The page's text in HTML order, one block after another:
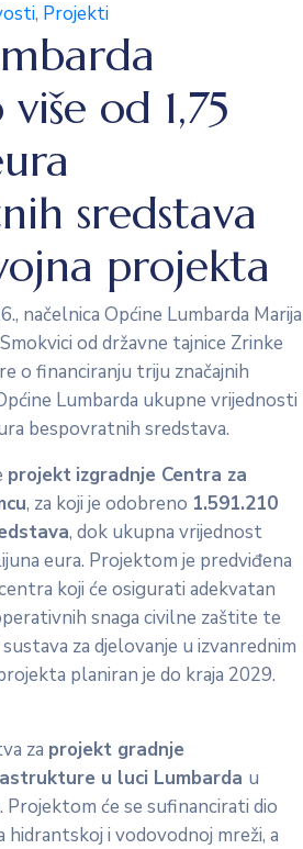
‚ Projekti
od 1,75
sredstava
projekta
načelnica Općine Lumbarda Marija
od državne tajnice Zrinke
o financiranju triju značajnih
Lumbarda ukupne vrijednosti
bespovratnih sredstava.
projekt izgradnje Centra za
, za koji je odobreno 1.591.210
, dok ukupna vrijednost
eura. Projektom je predviđena
koji će osigurati adekvatan
snaga civilne zaštite te
za djelovanje u izvanrednim
planiran je do kraja 2029.
za projekt gradnje
u luci Lumbarda u
. Projektom će se sufinancirati dio
hidrantskoj i vodovodnoj mreži, a